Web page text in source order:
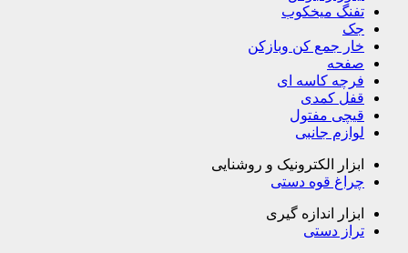
تفنگ میخکوب
جک
خار جمع کن وبازکن
صفحه
فرچه کاسه ای
قفل کمدی
قیچی مفتول
لوازم جانبی
ابزار الکترونیک و روشنایی
چراغ قوه دستی
ابزار اندازه گیری
تراز دستی